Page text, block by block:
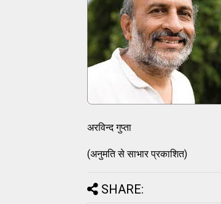
अरविन्द गुप्ता
(अनुमति से साभार प्रकाशित)
SHARE: